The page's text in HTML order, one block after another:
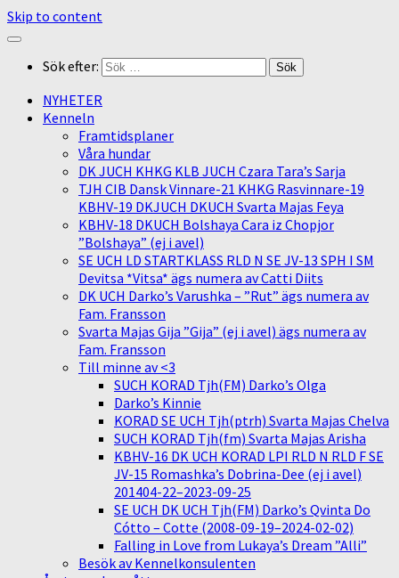
Skip to content
Sök efter:
NYHETER
Kenneln
Framtidsplaner
Våra hundar
DK JUCH KHKG KLB JUCH Czara Tara’s Sarja
TJH CIB Dansk Vinnare-21 KHKG Rasvinnare-19
KBHV-19 DKJUCH DKUCH Svarta Majas Feya
KBHV-18 DKUCH Bolshaya Cara iz Chopjor
”Bolshaya” (ej i avel)
SE UCH LD STARTKLASS RLD N SE JV-13 SPH I SM
Devitsa *Vitsa* ägs numera av Catti Diits
DK UCH Darko’s Varushka – ”Rut” ägs numera av
Fam. Fransson
Svarta Majas Gija ”Gija” (ej i avel) ägs numera av
Fam. Fransson
Till minne av <3
SUCH KORAD Tjh(FM) Darko’s Olga
Darko’s Kinnie
KORAD SE UCH Tjh(ptrh) Svarta Majas Chelva
SUCH KORAD Tjh(fm) Svarta Majas Arisha
KBHV-16 DK UCH KORAD LPI RLD N RLD F SE
JV-15 Romashka’s Dobrina-Dee (ej i avel)
201404-22–2023-09-25
SE UCH DK UCH Tjh(FM) Darko’s Qvinta Do
Cótto – Cotte (2008-09-19–2024-02-02)
Falling in Love from Lukaya’s Dream ”Alli”
Besök av Kennelkonsulenten